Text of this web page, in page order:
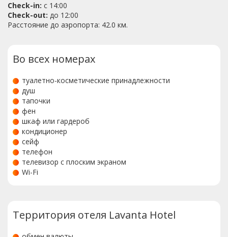
Check-in: с 14:00
Check-out: до 12:00
Расстояние до аэропорта: 42.0 км.
Во всех номерах
туалетно-косметические принадлежности
душ
тапочки
фен
шкаф или гардероб
кондиционер
сейф
телефон
телевизор с плоским экраном
Wi-Fi
Территория отеля Lavanta Hotel